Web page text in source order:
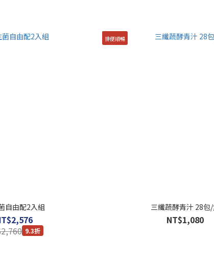
自由配2入組
9.3折
排便順暢
三纖蔬酵青汁 28包
NT$1,080